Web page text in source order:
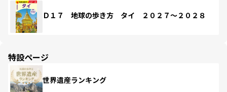
Ｄ１７ 地球の歩き方 タイ ２０２７～２０２８
特設ページ
世界遺産ランキング